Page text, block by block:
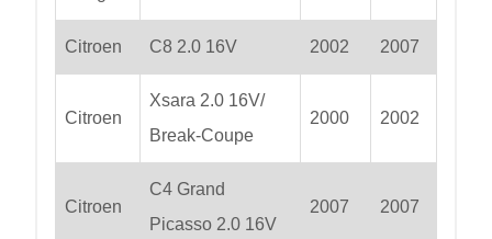
Citroen C8 2.0 16V 2002 2007
Citroen
Xsara 2.0 16V/
Break-Coupe
2000 2002
Citroen
C4 Grand
Picasso 2.0 16V
2007 2007